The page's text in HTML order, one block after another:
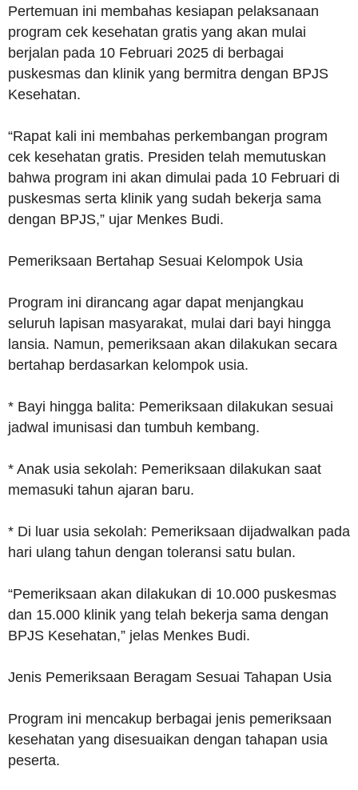
Pertemuan ini membahas kesiapan pelaksanaan
program cek kesehatan gratis yang akan mulai
berjalan pada 10 Februari 2025 di berbagai
puskesmas dan klinik yang bermitra dengan BPJS
Kesehatan.
“Rapat kali ini membahas perkembangan program
cek kesehatan gratis. Presiden telah memutuskan
bahwa program ini akan dimulai pada 10 Februari di
puskesmas serta klinik yang sudah bekerja sama
dengan BPJS,” ujar Menkes Budi.
Pemeriksaan Bertahap Sesuai Kelompok Usia
Program ini dirancang agar dapat menjangkau
seluruh lapisan masyarakat, mulai dari bayi hingga
lansia. Namun, pemeriksaan akan dilakukan secara
bertahap berdasarkan kelompok usia.
* Bayi hingga balita: Pemeriksaan dilakukan sesuai
jadwal imunisasi dan tumbuh kembang.
* Anak usia sekolah: Pemeriksaan dilakukan saat
memasuki tahun ajaran baru.
* Di luar usia sekolah: Pemeriksaan dijadwalkan pada
hari ulang tahun dengan toleransi satu bulan.
“Pemeriksaan akan dilakukan di 10.000 puskesmas
dan 15.000 klinik yang telah bekerja sama dengan
BPJS Kesehatan,” jelas Menkes Budi.
Jenis Pemeriksaan Beragam Sesuai Tahapan Usia
Program ini mencakup berbagai jenis pemeriksaan
kesehatan yang disesuaikan dengan tahapan usia
peserta.